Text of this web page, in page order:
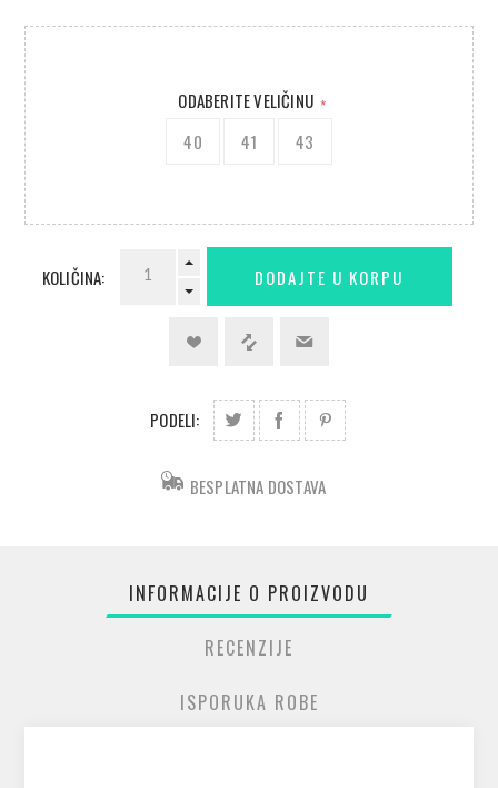
ODABERITE VELIČINU *
40 41 43
KOLIČINA:
PODELI:
BESPLATNA DOSTAVA
INFORMACIJE O PROIZVODU
RECENZIJE
ISPORUKA ROBE